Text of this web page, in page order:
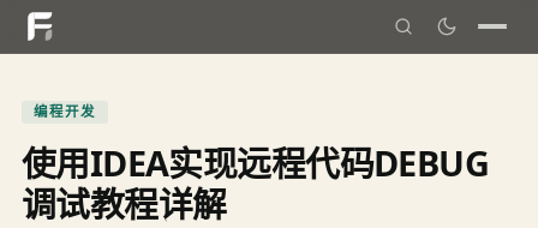
编程开发
使用IDEA实现远程代码DEBUG
调试教程详解